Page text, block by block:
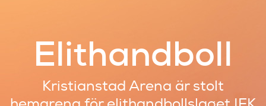
Elithandboll
Kristianstad Arena är stolt